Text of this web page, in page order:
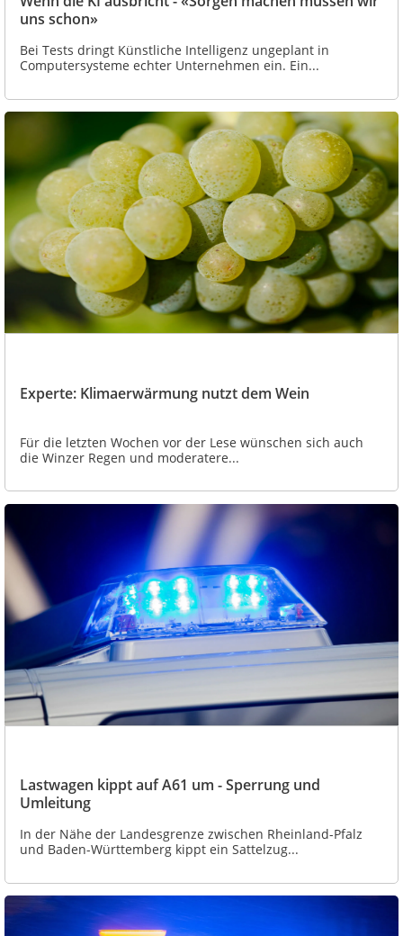
uns schon»
Bei Tests dringt Künstliche Intelligenz ungeplant in
Computersysteme echter Unternehmen ein. Ein...
Experte: Klimaerwärmung nutzt dem Wein
Für die letzten Wochen vor der Lese wünschen sich auch
die Winzer Regen und moderatere...
Lastwagen kippt auf A61 um - Sperrung und
Umleitung
In der Nähe der Landesgrenze zwischen Rheinland-Pfalz
und Baden-Württemberg kippt ein Sattelzug...